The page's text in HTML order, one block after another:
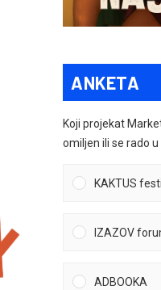
ANKETA
Koji projekat
omiljen ili se rado
KAKTUS
IZAZOV
ADBOOKA